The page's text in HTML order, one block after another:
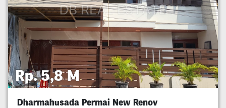
Rp. 5,8 M
Dharmahusada Permai New Renov